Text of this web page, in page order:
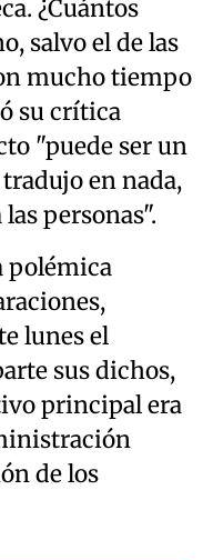
¿Cuántos
salvo el de las
mucho tiempo
su crítica
"puede ser un
en nada,
personas".
polémica
lunes el
sus dichos,
principal era
de los